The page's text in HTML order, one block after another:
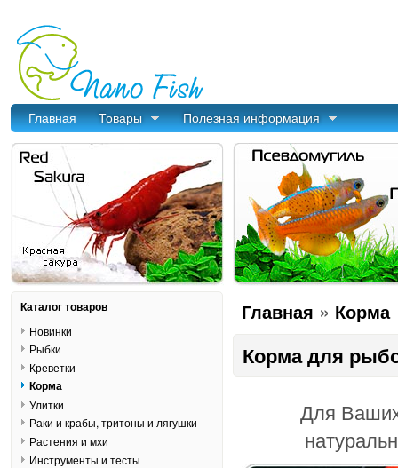
Главная Товары Полезная информация
Главная » Корма
Корма для
Для
Каталог товаров
Новинки
Рыбки
Креветки
Корма
Улитки
Раки и крабы, тритоны и лягушки
Растения и мхи
Инструменты и тесты